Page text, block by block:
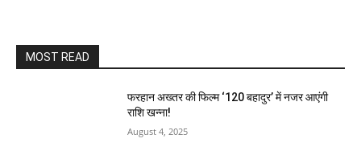
MOST READ
फरहान अख्तर की फिल्म ‘120 बहादुर’ में नजर आएंगी
राशि खन्ना!
August 4, 2025